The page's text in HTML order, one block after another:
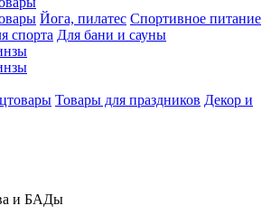
Йога, пилатес Спортивное питание
спорта Для бани и сауны
Товары для праздников Декор и
и БАДы